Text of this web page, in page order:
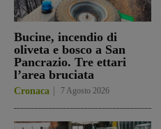
Bucine, incendio di
oliveta e bosco a San
Pancrazio. Tre ettari
l’area bruciata
Cronaca 7 Agosto 2026